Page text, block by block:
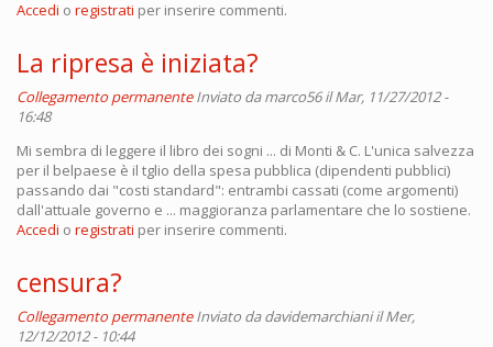
Accedi o registrati per inserire commenti.
La ripresa è iniziata?
Collegamento permanente Inviato damarco56il Mar, 11/27/2012 -
16:48
Mi sembra di leggere il libro dei sogni ... di Monti & C. L'unica salvezza
per il belpaese è il tglio della spesa pubblica (dipendenti pubblici)
passando dai "costi standard": entrambi cassati (come argomenti)
dall'attuale governo e ... maggioranza parlamentare che lo sostiene.
Accedi o registrati per inserire commenti.
censura?
Collegamento permanente Inviato dadavidemarchianiil Mer,
12/12/2012 - 10:44